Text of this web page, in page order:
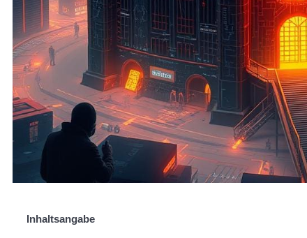
Inhaltsangabe